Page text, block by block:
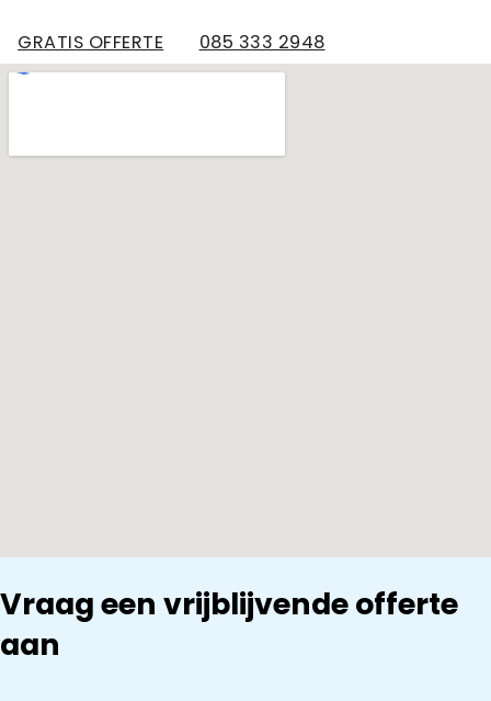
GRATIS OFFERTE 085 333 2948
Vraag een vrijblijvende offerte
aan